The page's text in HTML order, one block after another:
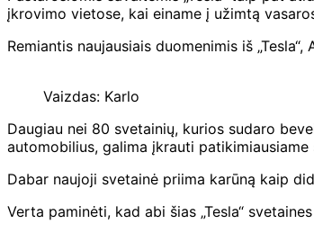
įkrovimo vietose, kai einame į užimtą
Remiantis naujausiais duomenimis iš
Vaizdas: Karlo
Daugiau nei 80 svetainių, kurios sudaro
automobilius, galima įkrauti
Dabar naujoji svetainė priima karūną kaip
Verta paminėti, kad abi šias „Tesla“